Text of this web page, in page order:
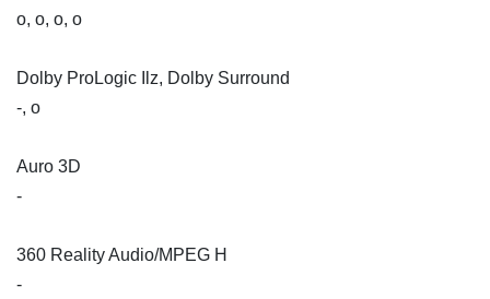
o, o, o, o
Dolby ProLogic Ilz, Dolby Surround
-, o
Auro 3D
-
360 Reality Audio/MPEG H
-